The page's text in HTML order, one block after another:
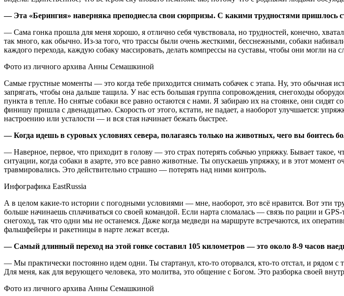
— Эта «Берингия» наверняка преподнесла свои сюрпризы. С какими трудностями пришлось
— Сама гонка прошла для меня хорошо, я отлично себя чувствовала, но трудностей, конечно,
так много, как обычно. Из-за того, что трассы были очень жесткими, бесснежными, собаки
каждого перехода, каждую собаку массировать, делать компрессы на суставы, чтобы они могли на
Фото из личного архива Анны Семашкиной
Самые грустные моменты — это когда тебе приходится снимать собачек с этапа. Ну, это обычная
запрягать, чтобы она дальше тащила. У нас есть большая группа сопровождения, снегоходы
пункта в тепле. Но снятые собаки все равно остаются с нами. Я забираю их на стоянке, они
финишу пришла с двенадцатью. Скорость от этого, кстати, не падает, а наоборот улучшается:
настроению или усталости — и вся стая начинает бежать быстрее.
— Когда идешь в суровых условиях севера, полагаясь только на животных, чего вы боитесь
— Наверное, первое, что приходит в голову — это страх потерять собачью упряжку. Бывает
ситуации, когда собаки в азарте, это все равно животные. Ты опускаешь упряжку, и в этот момент
травмировались. Это действительно страшно — потерять над ними контроль.
Инфографика EastRussia
А в целом какие-то истории с погодными условиями — мне, наоборот, это всё нравится. Вот эти
больше начинаешь сплачиваться со своей командой. Если нарта сломалась — связь по рации и
снегоход, так что одни мы не останемся. Даже когда медведи на маршруте встречаются, их
фальшфейеры и ракетницы в нарте лежат всегда.
— Самый длинный переход на этой гонке составил 105 километров — это около 8-9 часов
— Мы практически постоянно идем одни. Ты стартанул, кто-то оторвался, кто-то отстал, и рядом
Для меня, как для верующего человека, это молитва, это общение с Богом. Это разборка своей
Фото из личного архива Анны Семашкиной